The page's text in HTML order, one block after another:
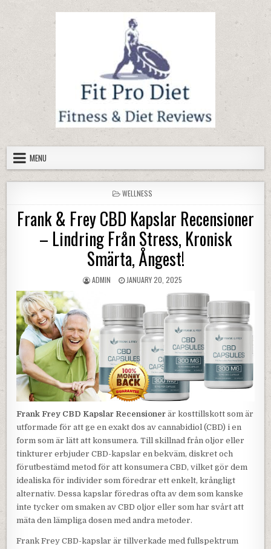
MENU
POSTED IN
WELLNESS
Frank & Frey CBD Kapslar Recensioner
– Lindring Från Stress, Kronisk
Smärta, Ångest!
AUTHOR:
ADMIN PUBLISHED DATE:
JANUARY 20, 2025
Frank Frey CBD Kapslar Recensionerär kosttillskott som är
utformade för att ge en exakt dos av cannabidiol (CBD) i en
form som är lätt att konsumera. Till skillnad från oljor eller
tinkturer erbjuder CBD-kapslar en bekväm, diskret och
förutbestämd metod för att konsumera CBD, vilket gör dem
idealiska för individer som föredrar ett enkelt, krångligt
alternativ. Dessa kapslar föredras ofta av dem som kanske
inte tycker om smaken av CBD oljor eller som har svårt att
mäta den lämpliga dosen med andra metoder.
Frank Frey CBD-kapslar är tillverkade med fullspektrum